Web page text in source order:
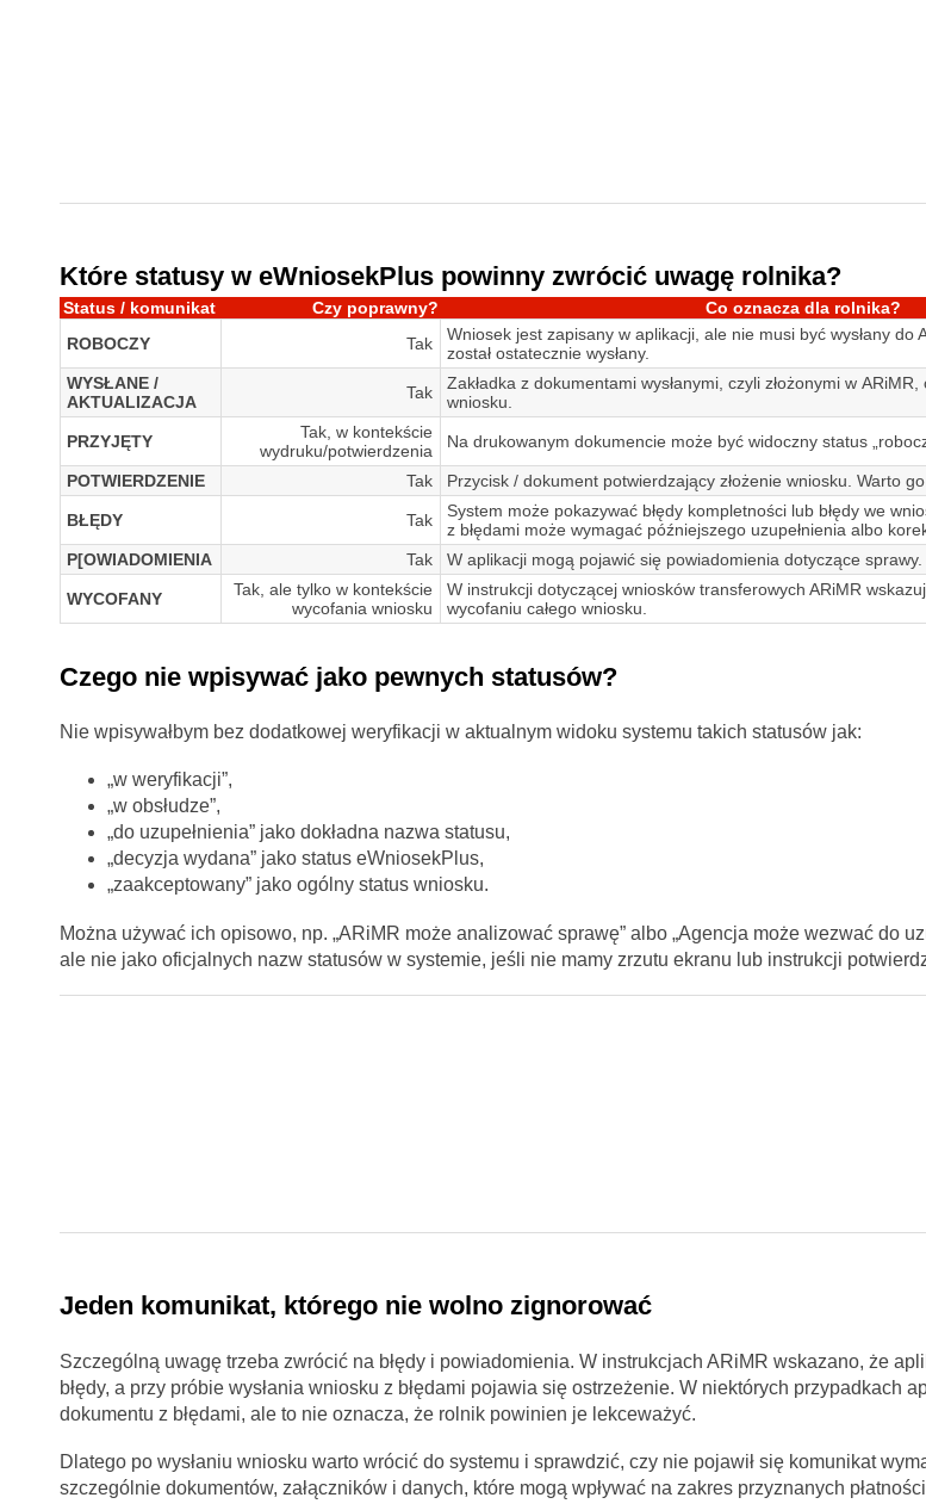
Które statusy w eWniosekPlus powinny zwrócić uwagę rolnika?
Status / komunikat Czy poprawny?
Co oznacza dla rolnika?
ROBOCZY
Tak
Wniosek jest zapisany w aplikacji, ale nie musi być wysłany do
został ostatecznie wysłany.
WYSŁANE /
AKTUALIZACJA
Tak
Zakładka z dokumentami wysłanymi, czyli złożonymi w
wniosku.
PRZYJĘTY
Tak, w kontekście
wydruku/potwierdzenia
Na drukowanym dokumencie może być widoczny status
POTWIERDZENIE Tak Przycisk / dokument potwierdzający złożenie wniosku. Warto
BŁĘDY Tak
System może pokazywać błędy kompletności lub błędy we
z błędami może wymagać późniejszego uzupełnienia albo
P[OWIADOMIENIA
Tak W aplikacji mogą pojawić się powiadomienia dotyczące
WYCOFANY
Tak, ale tylko w kontekście
wycofania wniosku
W instrukcji dotyczącej wniosków transferowych ARiMR
wycofaniu całego wniosku.
Czego nie wpisywać jako pewnych statusów?
Nie wpisywałbym bez dodatkowej weryfikacji w aktualnym widoku systemu takich statusów jak:
„w weryfikacji”,
„w obsłudze”,
„do uzupełnienia” jako dokładna nazwa statusu,
„decyzja wydana” jako status eWniosekPlus,
„zaakceptowany” jako ogólny status wniosku.
Można używać ich opisowo, np. „ARiMR może analizować sprawę” albo „Agencja może wezwać do
ale nie jako oficjalnych nazw statusów w systemie, jeśli nie mamy zrzutu ekranu lub instrukcji
Jeden komunikat, którego nie wolno zignorować
Szczególną uwagę trzeba zwrócić na błędy i powiadomienia. W instrukcjach ARiMR wskazano, że
błędy, a przy próbie wysłania wniosku z błędami pojawia się ostrzeżenie. W niektórych przypadkach
dokumentu z błędami, ale to nie oznacza, że rolnik powinien je lekceważyć.
Dlatego po wysłaniu wniosku warto wrócić do systemu i sprawdzić, czy nie pojawił się komunikat
szczególnie dokumentów, załączników i danych, które mogą wpływać na zakres przyznanych